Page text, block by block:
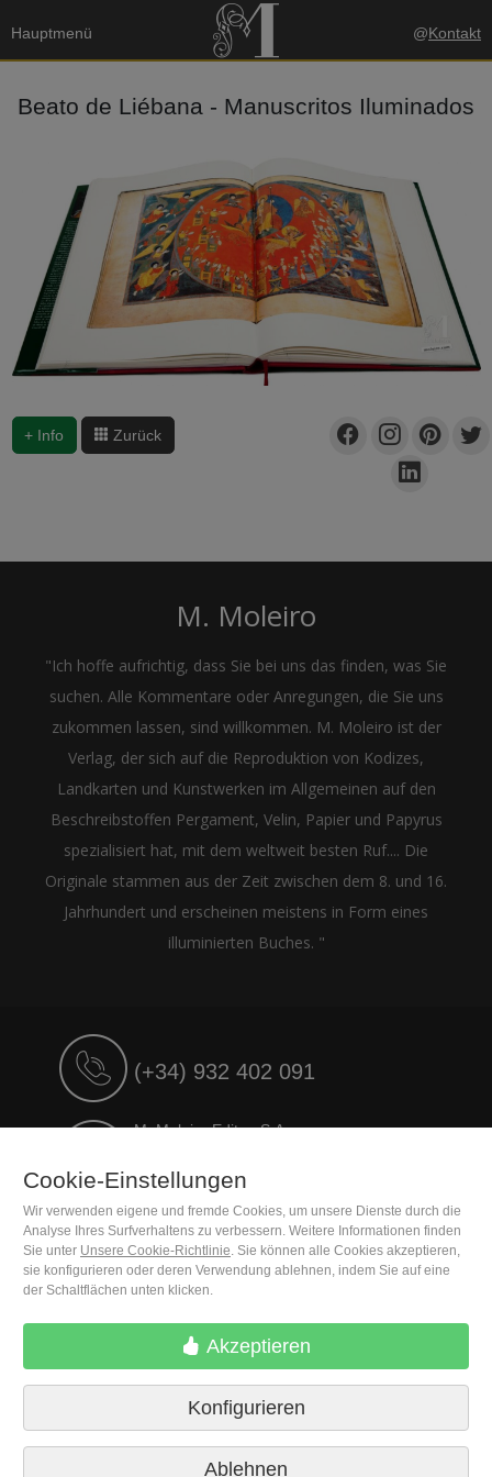
Hauptmenü @Kontakt
Beato de Liébana - Manuscritos Iluminados
+ Info Zurück
M. Moleiro
"Ich hoffe aufrichtig, dass Sie bei uns das finden, was Sie
suchen. Alle Kommentare oder Anregungen, die Sie uns
zukommen lassen, sind willkommen. M. Moleiro ist der
Verlag, der sich auf die Reproduktion von Kodizes,
Landkarten und Kunstwerken im Allgemeinen auf den
Beschreibstoffen Pergament, Velin, Papier und Papyrus
spezialisiert hat, mit dem weltweit besten Ruf.... Die
Originale stammen aus der Zeit zwischen dem 8. und 16.
Jahrhundert und erscheinen meistens in Form eines
illuminierten Buches. "
(+34) 932 402 091
M. Moleiro Editor, S.A.
E08021 Barcelona (Spain)
Lieferbedingungen
Cookie-Einstellungen
Datenschutzrichtlinien
Kontakt
Cookie-Einstellungen
Wir verwenden eigene und fremde Cookies, um unsere Dienste durch die
Analyse Ihres Surfverhaltens zu verbessern. Weitere Informationen finden
Sie unter Unsere Cookie-Richtlinie. Sie können alle Cookies akzeptieren,
sie konfigurieren oder deren Verwendung ablehnen, indem Sie auf eine
der Schaltflächen unten klicken.
Akzeptieren
Konfigurieren
Ablehnen